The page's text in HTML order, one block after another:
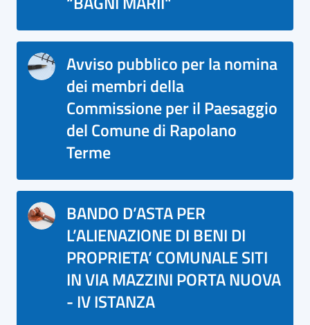
Avviso pubblico per la nomina
dei membri della
Commissione per il Paesaggio
del Comune di Rapolano
Terme
BANDO D’ASTA PER
L’ALIENAZIONE DI BENI DI
PROPRIETA’ COMUNALE SITI
IN VIA MAZZINI PORTA NUOVA
- IV ISTANZA